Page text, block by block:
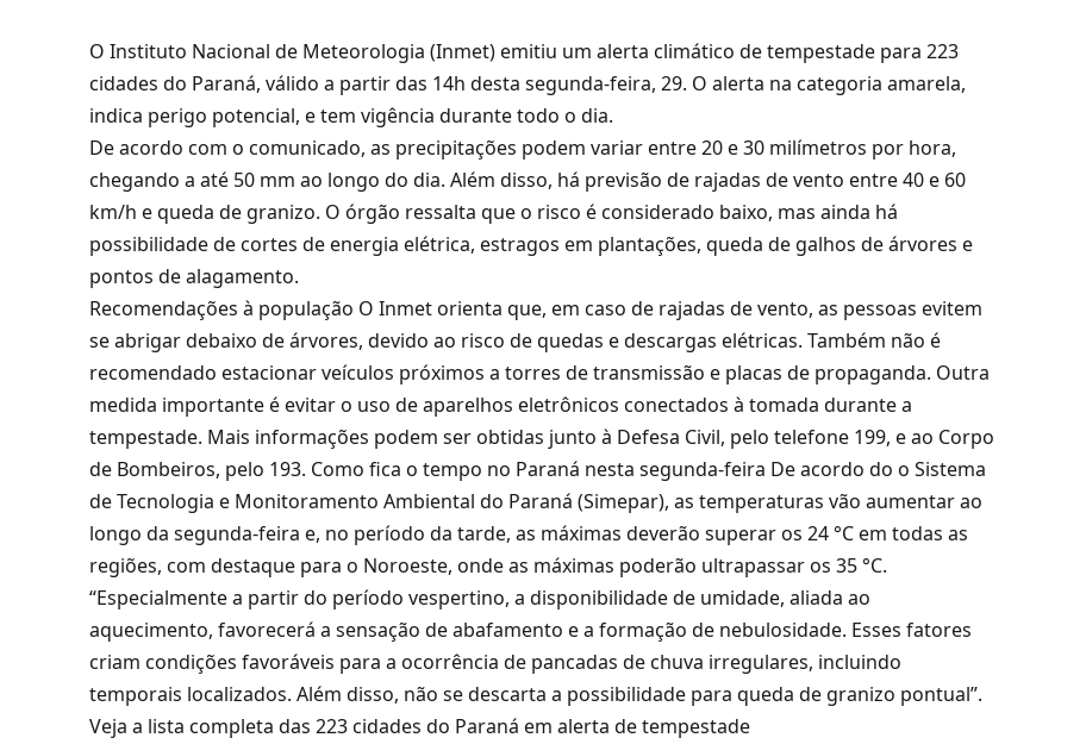
O Instituto Nacional de Meteorologia (Inmet) emitiu um alerta climático de tempestade para 223
cidades do Paraná, válido a partir das 14h desta segunda-feira, 29. O alerta na categoria amarela,
indica perigo potencial, e tem vigência durante todo o dia.
De acordo com o comunicado, as precipitações podem variar entre 20 e 30 milímetros por hora,
chegando a até 50 mm ao longo do dia. Além disso, há previsão de rajadas de vento entre 40 e 60
km/h e queda de granizo. O órgão ressalta que o risco é considerado baixo, mas ainda há
possibilidade de cortes de energia elétrica, estragos em plantações, queda de galhos de árvores e
pontos de alagamento.
Recomendações à população O Inmet orienta que, em caso de rajadas de vento, as pessoas evitem
se abrigar debaixo de árvores, devido ao risco de quedas e descargas elétricas. Também não é
recomendado estacionar veículos próximos a torres de transmissão e placas de propaganda. Outra
medida importante é evitar o uso de aparelhos eletrônicos conectados à tomada durante a
tempestade. Mais informações podem ser obtidas junto à Defesa Civil, pelo telefone 199, e ao Corpo
de Bombeiros, pelo 193. Como fica o tempo no Paraná nesta segunda-feira De acordo do o Sistema
de Tecnologia e Monitoramento Ambiental do Paraná (Simepar), as temperaturas vão aumentar ao
longo da segunda-feira e, no período da tarde, as máximas deverão superar os 24 °C em todas as
regiões, com destaque para o Noroeste, onde as máximas poderão ultrapassar os 35 °C.
“Especialmente a partir do período vespertino, a disponibilidade de umidade, aliada ao
aquecimento, favorecerá a sensação de abafamento e a formação de nebulosidade. Esses fatores
criam condições favoráveis para a ocorrência de pancadas de chuva irregulares, incluindo
temporais localizados. Além disso, não se descarta a possibilidade para queda de granizo pontual”.
Veja a lista completa das 223 cidades do Paraná em alerta de tempestade